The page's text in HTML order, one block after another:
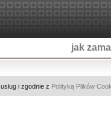
jak
i zgodnie z Polityką Plików